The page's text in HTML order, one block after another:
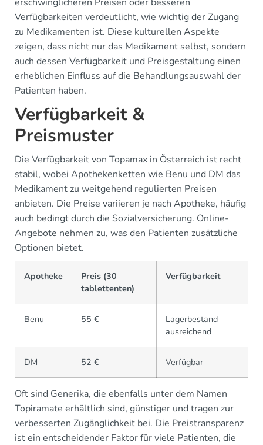
Verfügbarkeiten verdeutlicht, wie wichtig der Zugang
zu Medikamenten ist. Diese kulturellen Aspekte
zeigen, dass nicht nur das Medikament selbst, sondern
auch dessen Verfügbarkeit und Preisgestaltung einen
erheblichen Einfluss auf die Behandlungsauswahl der
Patienten haben.
Verfügbarkeit &
Preismuster
Die Verfügbarkeit von Topamax in Österreich ist recht
stabil, wobei Apothekenketten wie Benu und DM das
Medikament zu weitgehend regulierten Preisen
anbieten. Die Preise variieren je nach Apotheke, häufig
auch bedingt durch die Sozialversicherung. Online-
Angebote nehmen zu, was den Patienten zusätzliche
Optionen bietet.
Apotheke
Preis (30
tablettenten)
Verfügbarkeit
Benu 55 €
Lagerbestand
ausreichend
DM 52 € Verfügbar
Oft sind Generika, die ebenfalls unter dem Namen
Topiramate erhältlich sind, günstiger und tragen zur
verbesserten Zugänglichkeit bei. Die Preistransparenz
ist ein entscheidender Faktor für viele Patienten, die